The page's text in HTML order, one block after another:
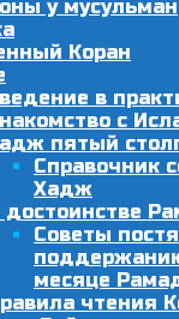
у мусульман
Коран
в
с
пятый
Справочник
Хадж
достоинстве
Советы
месяце
чтения